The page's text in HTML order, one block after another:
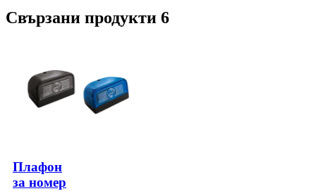
Свързани продукти 6
Плафон
за номер